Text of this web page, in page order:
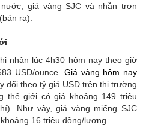
giá vàng SJC và nhẫn trơn
ra).
nhận lúc 4h30 hôm nay theo giờ
USD/ounce. Giá vàng hôm nay
đổi theo tỷ giá USD trên thị trường
thế giới có giá khoảng 149 triệu
Như vậy, giá vàng miếng SJC
16 triệu đồng/lượng.